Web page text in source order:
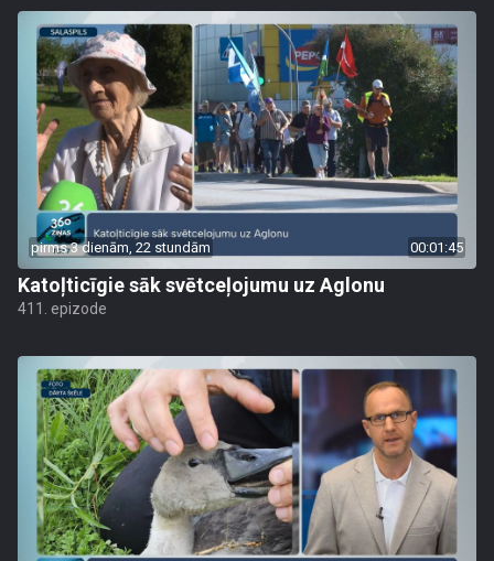
pirms 3 dienām, 22 stundām 00:01:45
Katoļticīgie sāk svētceļojumu uz Aglonu
411. epizode